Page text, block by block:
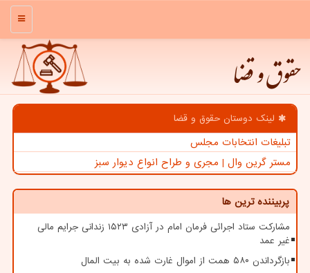
منو
حقوق و قضا
لینک دوستان حقوق و قضا
تبلیغات انتخابات مجلس
مستر گرین وال | مجری و طراح انواع دیوار سبز
پربیننده ترین ها
مشارکت ستاد اجرائی فرمان امام در آزادی ۱۵۲۳ زندانی جرایم مالی
غیر عمد
بازگرداندن ۵۸۰ همت از اموال غارت شده به بیت المال